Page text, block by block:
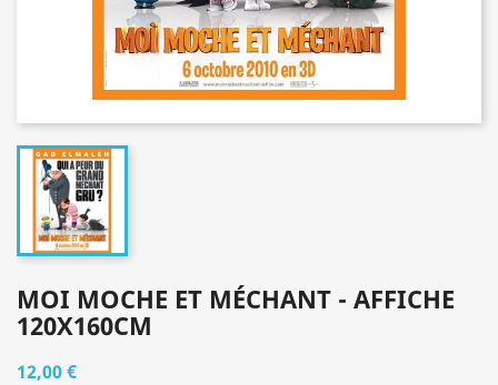
MOI MOCHE ET MÉCHANT - AFFICHE
120X160CM
12,00 €